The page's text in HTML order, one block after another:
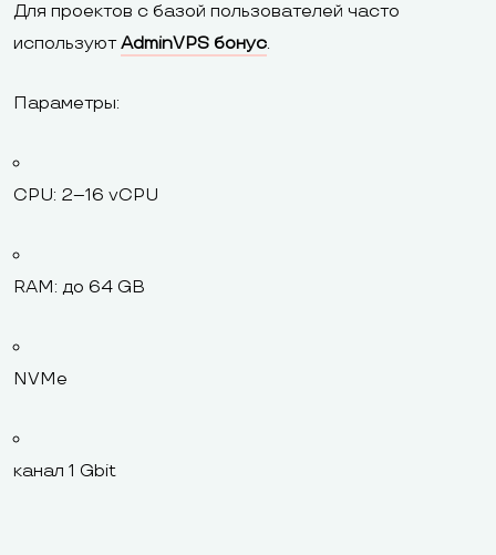
Для проектов с базой пользователей часто
используютAdminVPS бонус.
Параметры:
CPU: 2–16 vCPU
RAM: до 64 GB
NVMe
канал 1 Gbit